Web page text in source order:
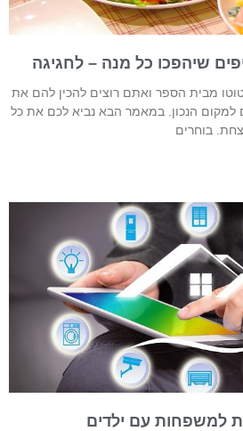
שיהפכו כל מנה – לחגיגה
מבית הספר ואתם רוצים להכין להם את
הנכון. במאמר הבא נביא לכם את כל
בוחרים
למשפחות עם ילדים